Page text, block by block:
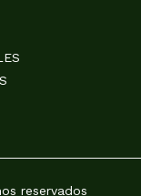
reservados